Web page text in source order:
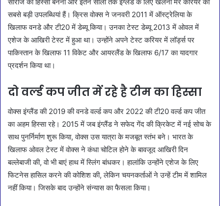
सबसे बड़ी उपलब्धियां हैं। क्रिस वोक्स ने जनवरी 2011 में ऑस्ट्रेलिया के
खिलाफ वनडे और टी20 में डेब्यू किया। उनका टेस्ट डेब्यू 2013 में ओवल में
एशेज के आखिरी टेस्ट में हुआ था। उन्होंने अपने टेस्ट करियर में लॉर्ड्स पर
पाकिस्तान के खिलाफ 11 विकेट और आयरलैंड के खिलाफ 6/17 का यादगार
प्रदर्शन किया था।
दो वर्ल्ड कप जीत में रहे है टीम का हिस्सा
वोक्स इंग्लैंड की 2019 की वनडे वर्ल्ड कप और 2022 की टी20 वर्ल्ड कप जीत
का अहम हिस्सा रहे। 2015 में जब इंग्लैंड ने सफेद गेंद की क्रिकेट में नई सोच के
साथ पुनर्निर्माण शुरू किया, वोक्स उस यात्रा के मजबूत स्तंभ बने। भारत के
खिलाफ ओवल टेस्ट में वोक्स ने कंधा चोटिल होने के बावजूद आखिरी दिन
बल्लेबाजी की, वो भी बाएं हाथ में स्लिंग बांधकर। हालांकि उन्होंने एशेज के लिए
फिटनेस हासिल करने की कोशिश की, लेकिन चयनकर्ताओं ने उन्हें टीम में शामिल
नहीं किया। जिसके बाद उन्होंने संन्यास का फैसला किया।